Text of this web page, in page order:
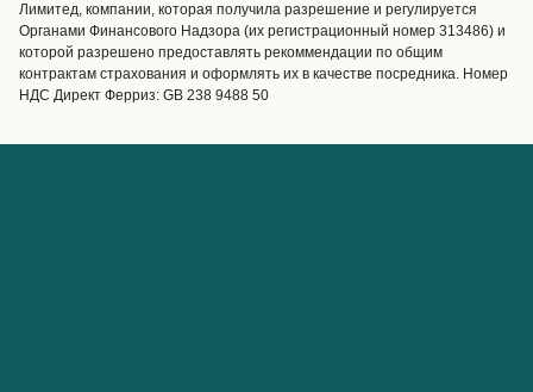
Маршруты и порты
Special Offers
Предлагает
Паромные билеты
Лимитед, компании, которая получила разрешение и регулируется
Органами Финансового Надзора (их регистрационный номер 313486) и
которой разрешено предоставлять рекоммендации по общим
контрактам страхования и оформлять их в качестве посредника. Номер
НДС Директ Ферриз: GB 238 9488 50